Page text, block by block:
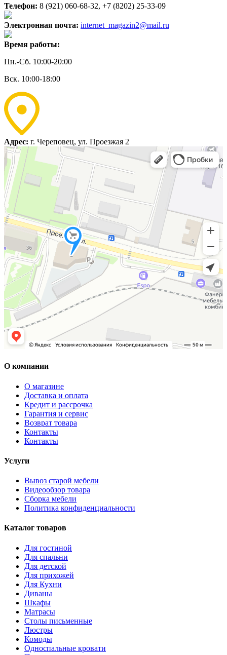
Телефон: 8 (921) 060-68-32, +7 (8202) 25-33-09
Электронная почта: internet_magazin2@mail.ru
Время работы:
Пн.-Сб. 10:00-20:00
Вск. 10:00-18:00
Адрес: г. Череповец, ул. Проезжая 2
О компании
О магазине
Доставка и оплата
Кредит и рассрочка
Гарантия и сервис
Возврат товара
Контакты
Контакты
Услуги
Вывоз старой мебели
Видеообзор товара
Сборка мебели
Политика конфиденциальности
Каталог товаров
Для гостиной
Для спальни
Для детской
Для прихожей
Для Кухни
Диваны
Шкафы
Матрасы
Столы письменные
Люстры
Комоды
Односпальные кровати